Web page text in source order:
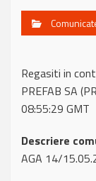
Regasiti in
PREFAB SA
08:55:29 GMT
Descriere
AGA 14/